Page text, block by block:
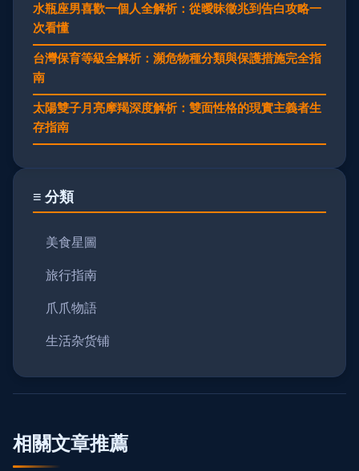
水瓶座男喜歡一個人全解析：從曖昧徵兆到告白攻略一
次看懂
台灣保育等級全解析：瀕危物種分類與保護措施完全指
南
太陽雙子月亮摩羯深度解析：雙面性格的現實主義者生
存指南
≡ 分類
美食星圖
旅行指南
爪爪物語
生活杂货铺
相關文章推薦